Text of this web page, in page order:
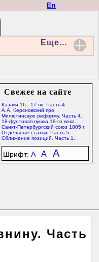
En
Еще...
Свежее на сайте
Казаки 16 - 17 вв. Часть 4.
А.А. Керсновский про
Милютинскую реформу. Часть 4.
18-фунтовая пушка 18-го века.
Санкт-Петербургский союз 1805 г.
Отдельные статьи. Часть 5.
Сближение позиций. Часть 1.
Шрифт: A A A
Часть